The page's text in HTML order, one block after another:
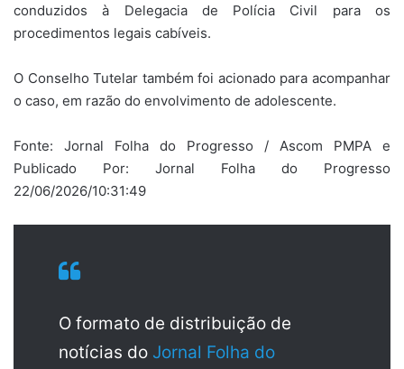
conduzidos à Delegacia de Polícia Civil para os
procedimentos legais cabíveis.
O Conselho Tutelar também foi acionado para acompanhar
o caso, em razão do envolvimento de adolescente.
Fonte: Jornal Folha do Progresso / Ascom PMPA e
Publicado Por: Jornal Folha do Progresso
22/06/2026/10:31:49
O formato de distribuição de
notícias do Jornal Folha do